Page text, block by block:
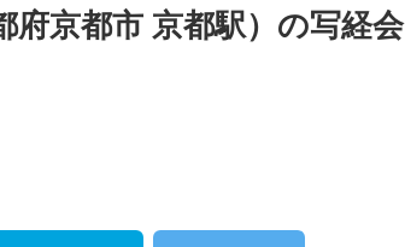
府京都市 京都駅）の写経会